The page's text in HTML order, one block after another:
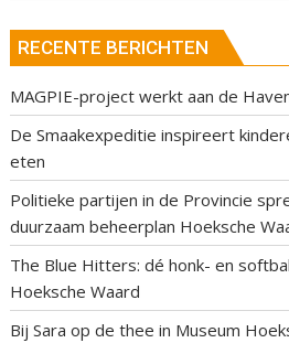
RECENTE BERICHTEN
MAGPIE-project werkt aan de
De Smaakexpeditie inspireert
eten
Politieke partijen in de Provincie
duurzaam beheerplan Hoeksche
The Blue Hitters: dé honk- en
Hoeksche Waard
Bij Sara op de thee in Museum